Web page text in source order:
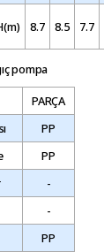
8.7 8.5 7.7
PARÇA
PP
PP
-
-
PP